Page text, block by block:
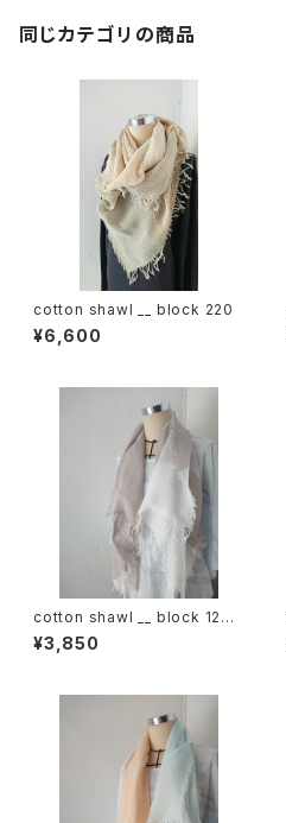
同じカテゴリの商品
cotton shawl __ block 220
¥6,600
cotton shawl __ block 120
白木蓮w
¥3,850